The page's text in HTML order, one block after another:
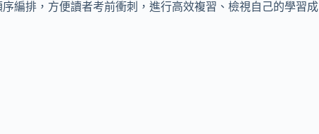
序編排，方便讀者考前衝刺，進行高效複習、檢視自己的學習成